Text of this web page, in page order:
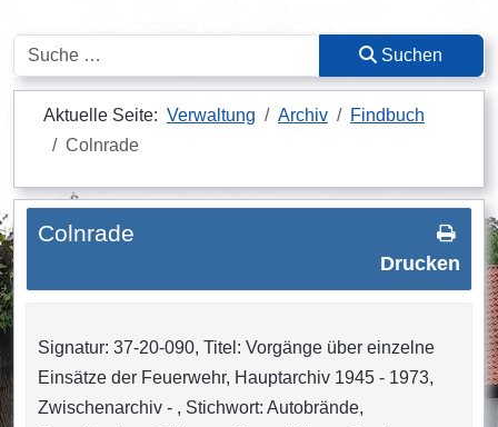
Suchen Suchen
Aktuelle Seite: Verwaltung Archiv
Findbuch
Colnrade
Drucken
Colnrade
Signatur: 37-20-090, Titel: Vorgänge über einzelne
Einsätze der Feuerwehr, Hauptarchiv 1945 - 1973,
Zwischenarchiv - , Stichwort: Autobrände,